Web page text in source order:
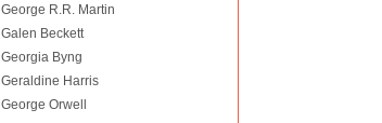
George R.R. Martin
Galen Beckett
Georgia Byng
Geraldine Harris
George Orwell